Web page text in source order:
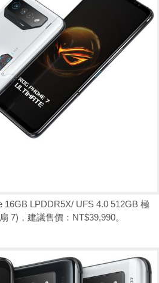
16GB LPDDR5X/ UFS 4.0 512GB 極
7)，建議售價：NT$39,990。